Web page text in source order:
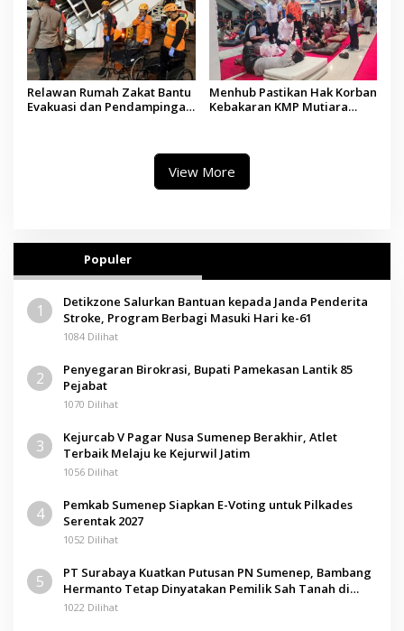
Relawan Rumah Zakat Bantu
Evakuasi dan Pendampingan
Menhub Pastikan Hak Korban
Kebakaran KMP Mutiara
View More
Populer
1
Detikzone Salurkan Bantuan kepada Janda Penderita
Stroke, Program Berbagi Masuki Hari ke-61
1084 Dilihat
2
Penyegaran Birokrasi, Bupati Pamekasan Lantik 85
Pejabat
1070 Dilihat
3
Kejurcab V Pagar Nusa Sumenep Berakhir, Atlet
Terbaik Melaju ke Kejurwil Jatim
1056 Dilihat
4
Pemkab Sumenep Siapkan E-Voting untuk Pilkades
Serentak 2027
1052 Dilihat
5
PT Surabaya Kuatkan Putusan PN Sumenep, Bambang
Hermanto Tetap Dinyatakan Pemilik Sah Tanah di
Pamolokan
1022 Dilihat